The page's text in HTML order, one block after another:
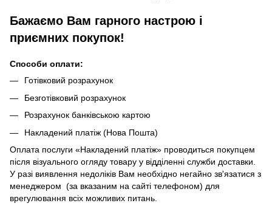
Бажаємо Вам гарного настрою і
приємних покупок!
Способи оплати:
Готівковий розрахунок
Безготівковий розрахунок
Розрахунок банківською картою
Накладений платіж (Нова Пошта)
Оплата послуги «Накладений платіж» проводиться покупцем
після візуального огляду товару у відділенні служби доставки.
У разі виявлення недоліків Вам необхідно негайно зв'язатися з
менеджером (за вказаним на сайті телефоном) для
врегулювання всіх можливих питань.